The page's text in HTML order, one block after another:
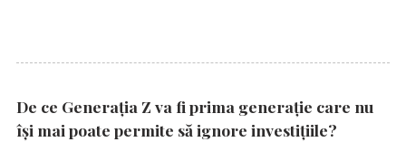
De ce Generația Z va fi prima generație care nu
își mai poate permite să ignore investițiile?